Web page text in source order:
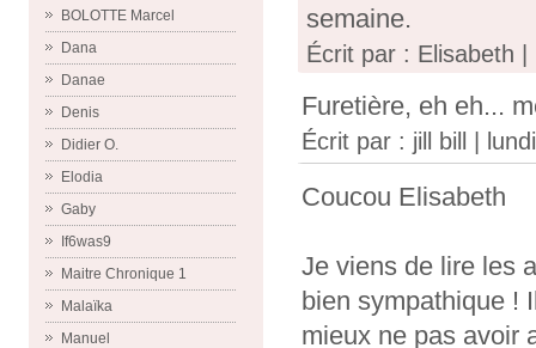
BOLOTTE Marcel
Dana
Danae
Denis
Didier O.
Elodia
Gaby
If6was9
Maitre Chronique 1
Malaïka
Manuel
semaine.
Écrit par : Elisabeth
Furetière, eh eh...
Écrit par : jill bill |
Coucou Elisabeth
Je viens de lire les
bien sympathique !
mieux ne pas avoir